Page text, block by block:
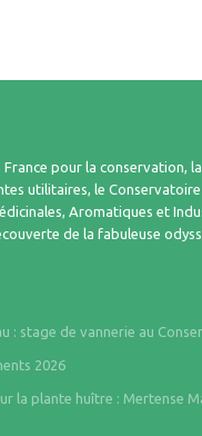
France pour la conservation,
utilitaires, le
Aromatiques et
de la fabuleuse
: stage de vannerie au
2026
la plante huître : Mertense